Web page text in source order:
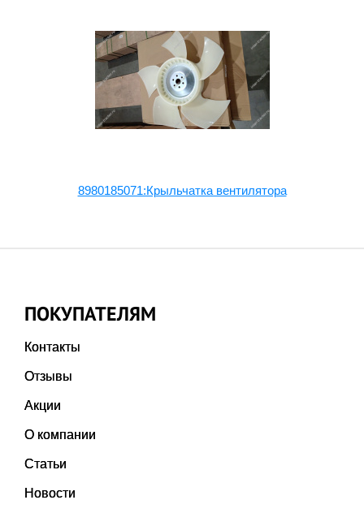
8980185071:Крыльчатка вентилятора
ПОКУПАТЕЛЯМ
Контакты
Отзывы
Акции
О компании
Статьи
Новости